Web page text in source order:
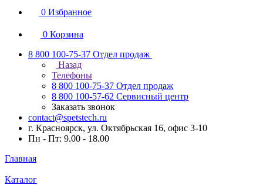
0 Избранное
0 Корзина
8 800 100-75-37 Отдел продаж
Назад
Телефоны
8 800 100-75-37 Отдел продаж
8 800 100-57-62 Сервисный центр
Заказать звонок
contact@spetstech.ru
г. Красноярск, ул. Октябрьская 16, офис 3-10
Пн - Пт: 9.00 - 18.00
Главная
Каталог